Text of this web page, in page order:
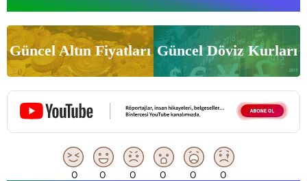
Güncel Altın Fiyatları Güncel Döviz Kurları
0 0 0 0 0 0